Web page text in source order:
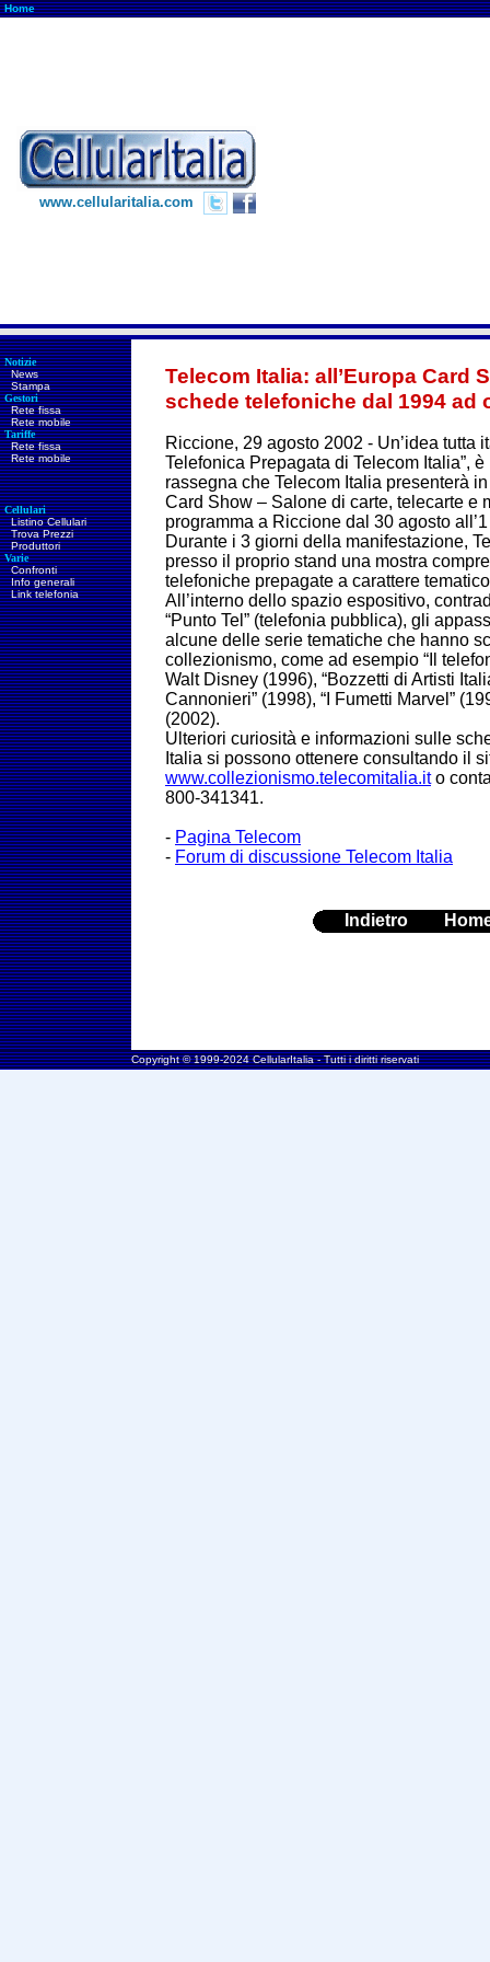
Home
www.cellularitalia.com
Notizie
News
Stampa
Gestori
Rete fissa
Rete mobile
Tariffe
Rete fissa
Rete mobile
Cellulari
Listino Cellulari
Trova Prezzi
Produttori
Varie
Confronti
Info generali
Link telefonia
Telecom Italia: all’Europa Card
schede telefoniche dal 1994 ad
Riccione, 29 agosto 2002 - Un’idea tutta
Telefonica Prepagata di Telecom Italia”,
rassegna che Telecom Italia presenterà
Card Show – Salone di carte, telecarte e
programma a Riccione dal 30 agosto
Durante i 3 giorni della manifestazione,
presso il proprio stand una mostra
telefoniche prepagate a carattere
All’interno dello spazio espositivo,
“Punto Tel” (telefonia pubblica), gli
alcune delle serie tematiche che hanno
collezionismo, come ad esempio “Il
Walt Disney (1996), “Bozzetti di Artisti
Cannonieri” (1998), “I Fumetti Marvel”
(2002).
Ulteriori curiosità e informazioni sulle
Italia si possono ottenere consultando il
www.collezionismo.telecomitalia.ito
800-341341.
- Pagina Telecom
- Forum di discussione Telecom Italia
Indietro
Copyright © 1999-2024 CellularItalia - Tutti i diritti riservati